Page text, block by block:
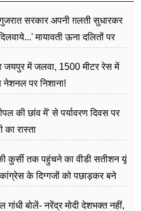
सरकार अपनी ग़लती सुधारकर
मायावती ऊना दलितों पर
जयपुर में जलवा, 1500 मीटर रेस में
नेशनल पर निशाना!
की छांव में' से पर्यावरण दिवस पर
का रास्ता
कुर्सी तक पहुंचने का वीडी सतीशन यूं
के दिग्गजों को पछाड़कर बने
गांधी बोलें- नरेंद्र मोदी देशभक्त नहीं,